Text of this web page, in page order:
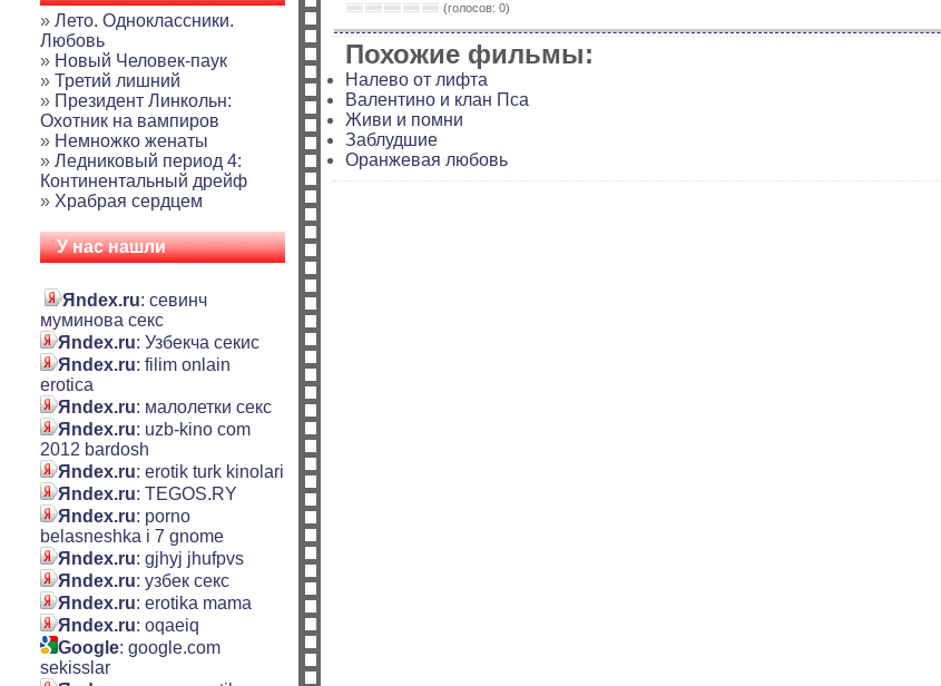
» Лето. Одноклассники.
Любовь
» Новый Человек-паук
» Третий лишний
» Президент Линкольн:
Охотник на вампиров
» Немножко женаты
» Ледниковый период 4:
Континентальный дрейф
» Храбрая сердцем
У нас нашли
Яndex.ru: севинч
муминова секс
Яndex.ru: Узбекча секис
Яndex.ru: filim onlain
erotica
Яndex.ru: малолетки секс
Яndex.ru: uzb-kino com
2012 bardosh
Яndex.ru: erotik turk kinolari
Яndex.ru: TEGOS.RY
Яndex.ru: porno
belasneshka i 7 gnome
Яndex.ru: gjhyj jhufpvs
Яndex.ru: узбек секс
Яndex.ru: erotika mama
Яndex.ru: oqaeiq
Google: google.com
sekisslar
(голосов: 0)
Похожие фильмы:
Налево от лифта
Валентино и клан Пса
Живи и помни
Заблудшие
Оранжевая любовь